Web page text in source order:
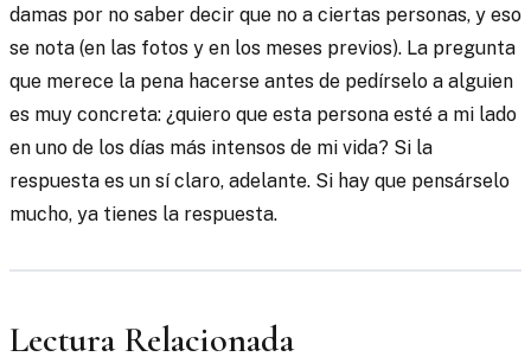
damas por no saber decir que no a ciertas personas, y eso
se nota (en las fotos y en los meses previos). La pregunta
que merece la pena hacerse antes de pedírselo a alguien
es muy concreta: ¿quiero que esta persona esté a mi lado
en uno de los días más intensos de mi vida? Si la
respuesta es un sí claro, adelante. Si hay que pensárselo
mucho, ya tienes la respuesta.
Lectura Relacionada